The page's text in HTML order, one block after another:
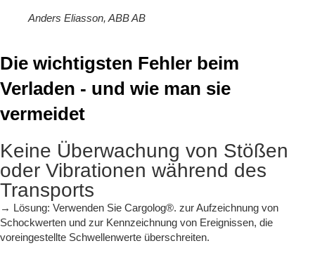
Anders Eliasson, ABB AB
Die wichtigsten Fehler beim
Verladen - und wie man sie
vermeidet
Keine Überwachung von Stößen
oder Vibrationen während des
Transports
→ Lösung: Verwenden Sie Cargolog®. zur Aufzeichnung von
Schockwerten und zur Kennzeichnung von Ereignissen, die
voreingestellte Schwellenwerte überschreiten.